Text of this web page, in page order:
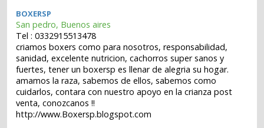
BOXERSP
San pedro, Buenos aires
Tel : 0332915513478
criamos boxers como para nosotros, responsabilidad,
sanidad, excelente nutricion, cachorros super sanos y
fuertes, tener un boxersp es llenar de alegria su hogar.
amamos la raza, sabemos de ellos, sabemos como
cuidarlos, contara con nuestro apoyo en la crianza post
venta, conozcanos !!
http://www.Boxersp.blogspot.com